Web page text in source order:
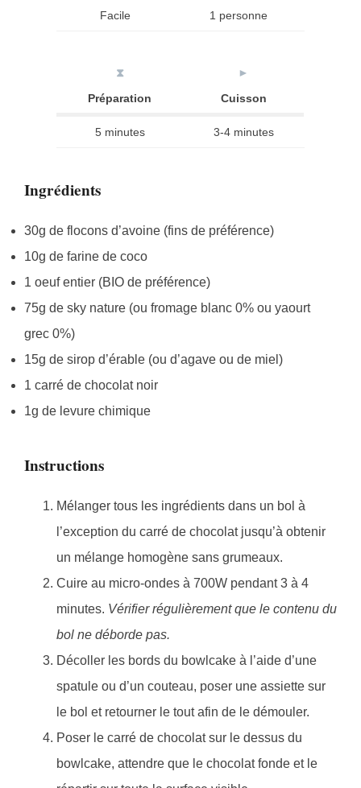
Facile 1 personne
⧗
Préparation
►
Cuisson
5 minutes 3-4 minutes
Ingrédients
30g de flocons d’avoine (fins de préférence)
10g de farine de coco
1 oeuf entier (BIO de préférence)
75g de sky nature (ou fromage blanc 0% ou yaourt
grec 0%)
15g de sirop d’érable (ou d’agave ou de miel)
1 carré de chocolat noir
1g de levure chimique
Instructions
Mélanger tous les ingrédients dans un bol à
l’exception du carré de chocolat jusqu’à obtenir
un mélange homogène sans grumeaux.
Cuire au micro-ondes à 700W pendant 3 à 4
minutes. Vérifier régulièrement que le contenu du
bol ne déborde pas.
Décoller les bords du bowlcake à l’aide d’une
spatule ou d’un couteau, poser une assiette sur
le bol et retourner le tout afin de le démouler.
Poser le carré de chocolat sur le dessus du
bowlcake, attendre que le chocolat fonde et le